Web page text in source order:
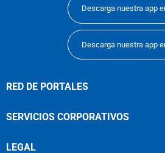
Descarga nuestra app
Descarga nuestra app
RED DE PORTALES
SERVICIOS CORPORATIVOS
LEGAL